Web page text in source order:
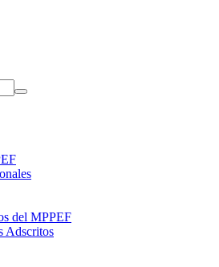
del MPPEF
Adscritos